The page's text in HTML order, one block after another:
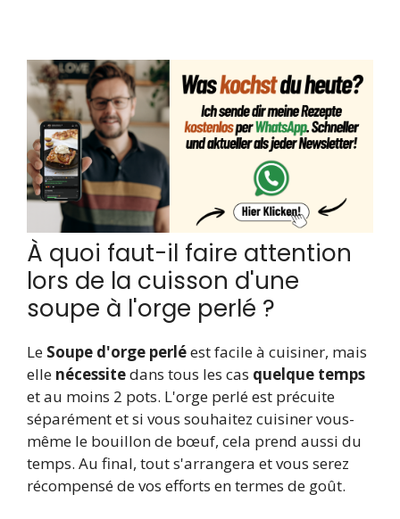
À quoi faut-il faire attention
lors de la cuisson d'une
soupe à l'orge perlé ?
Le Soupe d'orge perléest facile à cuisiner, mais
elle nécessitedans tous les cas quelque temps
et au moins 2 pots. L'orge perlé est précuite
séparément et si vous souhaitez cuisiner vous-
même le bouillon de bœuf, cela prend aussi du
temps. Au final, tout s'arrangera et vous serez
récompensé de vos efforts en termes de goût.